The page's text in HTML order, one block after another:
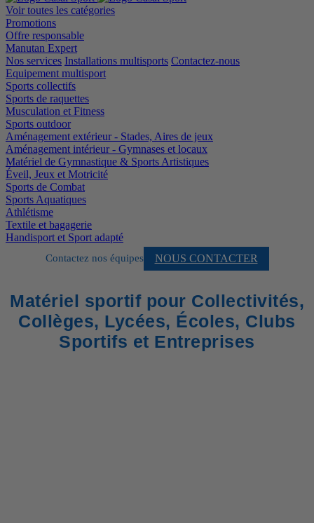
Voir toutes les catégories
Promotions
Offre responsable
Manutan Expert
Nos services Installations multisports Contactez-nous
Equipement multisport
Sports collectifs
Sports de raquettes
Musculation et Fitness
Sports outdoor
Aménagement extérieur - Stades, Aires de jeux
Aménagement intérieur - Gymnases et locaux
Matériel de Gymnastique & Sports Artistiques
Éveil, Jeux et Motricité
Sports de Combat
Sports Aquatiques
Athlétisme
Textile et bagagerie
Handisport et Sport adapté
Contactez nos équipes NOUS CONTACTER
Matériel sportif pour Collectivités,
Collèges, Lycées, Écoles, Clubs
Sportifs et Entreprises